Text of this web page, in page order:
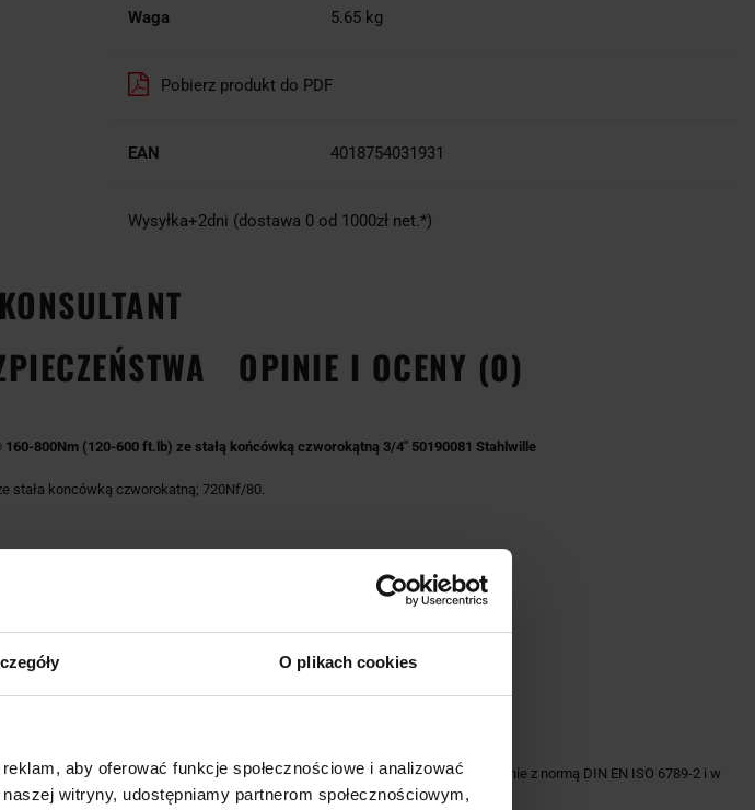
O plikach cookies
aby oferować funkcje społecznościowe i analizować
witryny, udostępniamy partnerom społecznościowym,
Waga 5.65 kg
Pobierz produkt do PDF
EAN 4018754031931
Wysyłka+2dni (dostawa 0 od 1000zł net.*)
OPINIE I OCENY (0)
800Nm (120-600 ft.lb) ze stałą końcówką czworokątną 3/4" 50190081 Stahlwille
stała koncówką czworokatną; 720Nf/80.
profilu typu U chroni delikatne części klucza
Nr 7794 lub stanowiska kalibracyjnego Nr 7706
STAHLWILLE są dostarczane z fabrycznym certyfikatem kalibracji zgodnie z normą DIN EN ISO 6789-2 i w
urządzeń pomiarowych.